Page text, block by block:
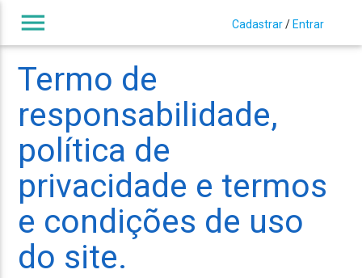
Cadastrar/ Entrar
menu
Termo de
responsabilidade,
política de
privacidade e termos
e condições de uso
do site.